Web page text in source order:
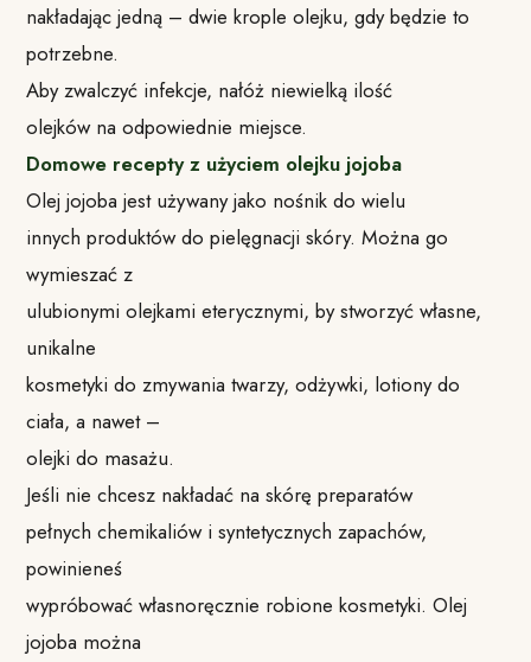
nakładając jedną – dwie krople olejku, gdy będzie to
potrzebne.
Aby zwalczyć infekcje, nałóż niewielką ilość
olejków na odpowiednie miejsce.
Domowe recepty z użyciem olejku jojoba
Olej jojoba jest używany jako nośnik do wielu
innych produktów do pielęgnacji skóry. Można go
wymieszać z
ulubionymi olejkami eterycznymi, by stworzyć własne,
unikalne
kosmetyki do zmywania twarzy, odżywki, lotiony do
ciała, a nawet –
olejki do masażu.
Jeśli nie chcesz nakładać na skórę preparatów
pełnych chemikaliów i syntetycznych zapachów,
powinieneś
wypróbować własnoręcznie robione kosmetyki. Olej
jojoba można